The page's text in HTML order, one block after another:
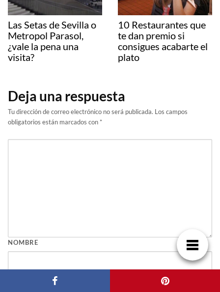
Las Setas de Sevilla o
Metropol Parasol,
¿vale la pena una
visita?
10 Restaurantes que
te dan premio si
consigues acabarte el
plato
Deja una respuesta
Tu dirección de correo electrónico no será publicada. Los campos
obligatorios están marcados con *
NOMBRE